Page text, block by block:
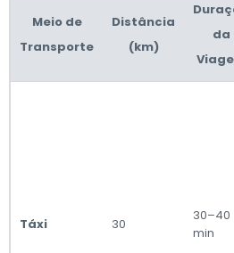
Meio de
Transporte
Distância
(km)
da
Táxi 30
30–40
min